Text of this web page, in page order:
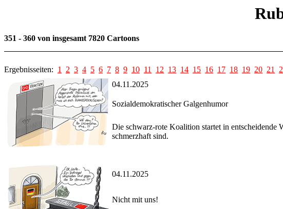
351 - 360 von insgesamt 7820 Cartoons
Ergebnisseiten: 1 2 3 4 5 6 7 8 9 10 11 12 13 14 15 16 17 18 19 20 21
04.11.2025
Sozialdemokratischer Galgenhumor
Die schwarz-rote Koalition startet in entscheidende
schmerzhaft sind.
04.11.2025
Nicht mit uns!